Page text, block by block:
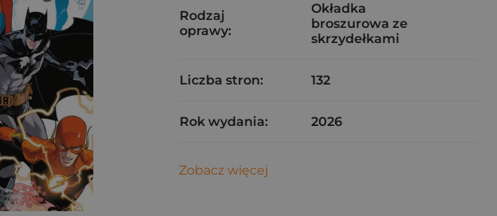
Rodzaj
oprawy:
Okładka
broszurowa ze
skrzydełkami
Liczba stron: 132
Rok wydania: 2026
Zobacz więcej